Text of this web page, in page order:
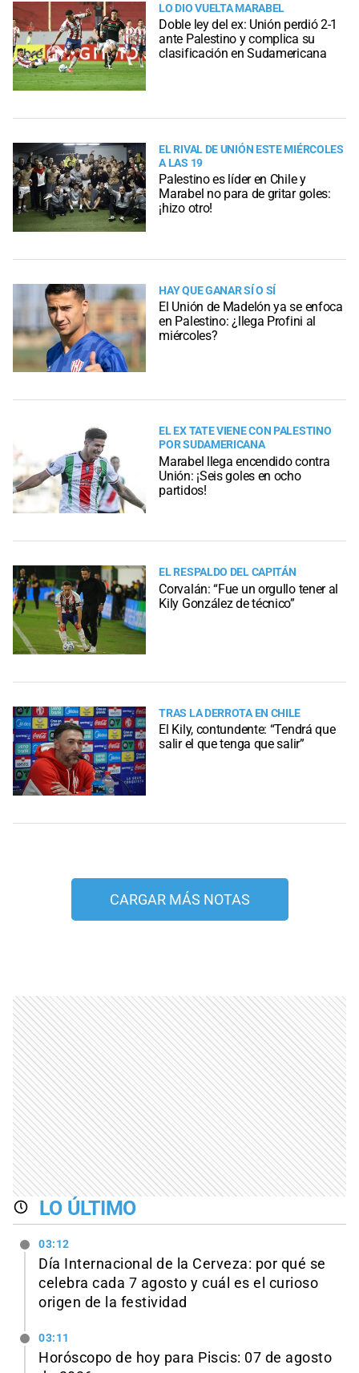
LO DIO VUELTA MARABEL
Doble ley del ex: Unión perdió 2-1
ante Palestino y complica su
clasificación en Sudamericana
EL RIVAL DE UNIÓN ESTE MIÉRCOLES
A LAS 19
Palestino es líder en Chile y
Marabel no para de gritar goles:
¡hizo otro!
HAY QUE GANAR SÍ O SÍ
El Unión de Madelón ya se enfoca
en Palestino: ¿llega Profini al
miércoles?
EL EX TATE VIENE CON PALESTINO
POR SUDAMERICANA
Marabel llega encendido contra
Unión: ¡Seis goles en ocho
partidos!
EL RESPALDO DEL CAPITÁN
Corvalán: “Fue un orgullo tener al
Kily González de técnico”
TRAS LA DERROTA EN CHILE
El Kily, contundente: “Tendrá que
salir el que tenga que salir”
CARGAR MÁS NOTAS
LO ÚLTIMO
03:12
Día Internacional de la Cerveza: por qué se
celebra cada 7 agosto y cuál es el curioso
origen de la festividad
03:11
Horóscopo de hoy para Piscis: 07 de agosto